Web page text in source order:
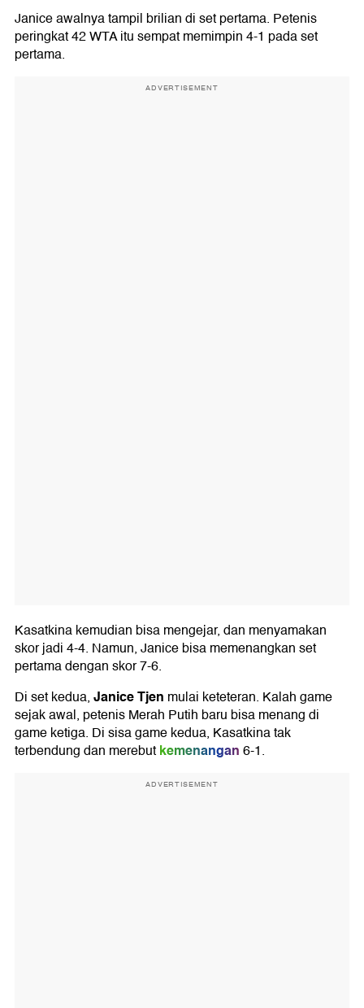
Janice awalnya tampil brilian di set pertama. Petenis
peringkat 42 WTA itu sempat memimpin 4-1 pada set
pertama.
ADVERTISEMENT
Kasatkina kemudian bisa mengejar, dan menyamakan
skor jadi 4-4. Namun, Janice bisa memenangkan set
pertama dengan skor 7-6.
Di set kedua,Janice Tjen mulai keteteran. Kalah game
sejak awal, petenis Merah Putih baru bisa menang di
game ketiga. Di sisa game kedua, Kasatkina tak
terbendung dan merebutkemenangan6-1.
ADVERTISEMENT